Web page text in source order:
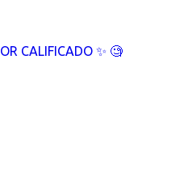
CALIFICADO ✨ 🧐